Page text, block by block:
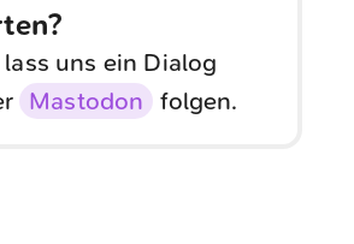
uns ein Dialog
Mastodon folgen.